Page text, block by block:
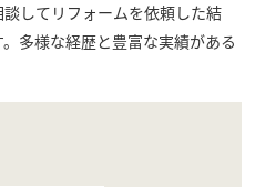
してリフォームを依頼した結
多様な経歴と豊富な実績がある